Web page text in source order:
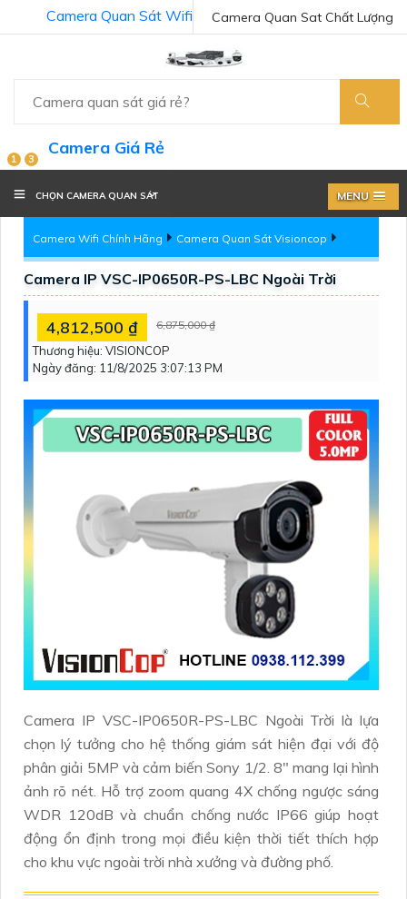
Camera Quan Sat Chất Lượng
Camera Quan Sát Wifi
1 3
Camera Giá Rẻ
CHỌN CAMERA QUAN SÁT MENU
Camera Wifi Chính Hãng Camera Quan Sát Visioncop
Camera IP VSC-IP0650R-PS-LBC Ngoài Trời
4,812,500 ₫ 6,875,000 ₫
Thương hiệu: VISIONCOP
Ngày đăng: 11/8/2025 3:07:13 PM
Camera IP VSC-IP0650R-PS-LBC Ngoài Trời là lựa
chọn lý tưởng cho hệ thống giám sát hiện đại với độ
phân giải 5MP và cảm biến Sony 1/2. 8" mang lại hình
ảnh rõ nét. Hỗ trợ zoom quang 4X chống ngược sáng
WDR 120dB và chuẩn chống nước IP66 giúp hoạt
động ổn định trong mọi điều kiện thời tiết thích hợp
cho khu vực ngoài trời nhà xưởng và đường phố.